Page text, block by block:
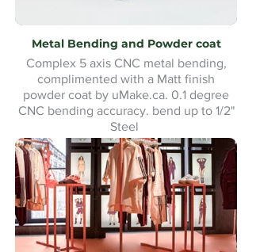
Metal Bending and Powder coat
Complex 5 axis CNC metal bending,
complimented with a Matt finish
powder coat by uMake.ca. 0.1 degree
CNC bending accuracy. bend up to 1/2"
Steel